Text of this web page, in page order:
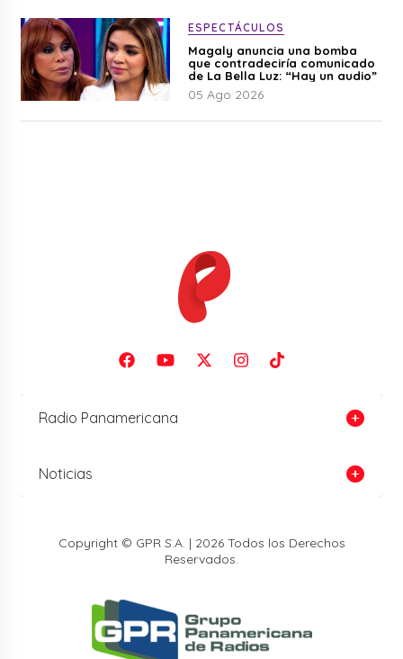
ESPECTÁCULOS
Magaly anuncia una bomba
que contradeciría comunicado
de La Bella Luz: “Hay un audio”
05 Ago 2026
Radio Panamericana
Noticias
Copyright © GPR S.A. | 2026 Todos los Derechos
Reservados.